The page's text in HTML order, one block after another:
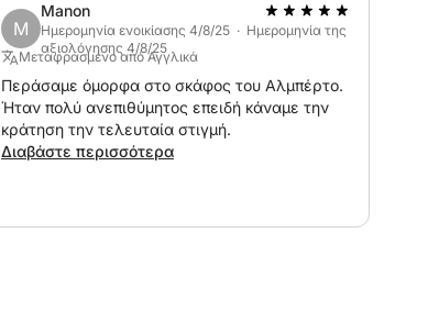
M
Manon
Ημερομηνία ενοικίασης 4/8/25 · Ημερομηνία της
αξιολόγησης 4/8/25
Μεταφρασμένο από Αγγλικά
Περάσαμε όμορφα στο σκάφος του Αλμπέρτο.
Ήταν πολύ ανεπιθύμητος επειδή κάναμε την
κράτηση την τελευταία στιγμή.
Διαβάστε περισσότερα